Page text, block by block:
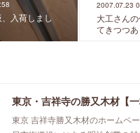
入荷しまし
2007.07.23
大工さん
てきつつあ
東京 吉祥寺勝又木材のホームペ